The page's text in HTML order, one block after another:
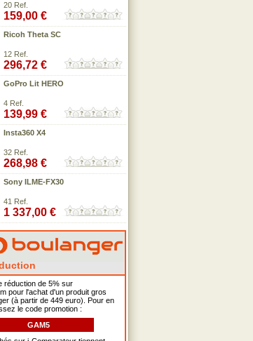
20 Ref.
159,00 €
Ricoh Theta SC
12 Ref.
296,72 €
GoPro Lit HERO
4 Ref.
139,99 €
Insta360 X4
32 Ref.
268,98 €
Sony ILME-FX30
41 Ref.
1 337,00 €
réduction de 5% sur
pour l'achat d'un produit gros
(à partir de 449 euro). Pour en
le code promotion :
GAM5